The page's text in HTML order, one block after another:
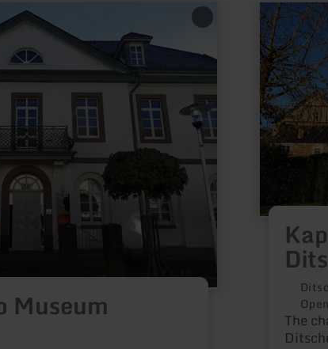
Museum
The
learn
more
about:
Kapelle
St.
Apollonia
in
Ditscheid